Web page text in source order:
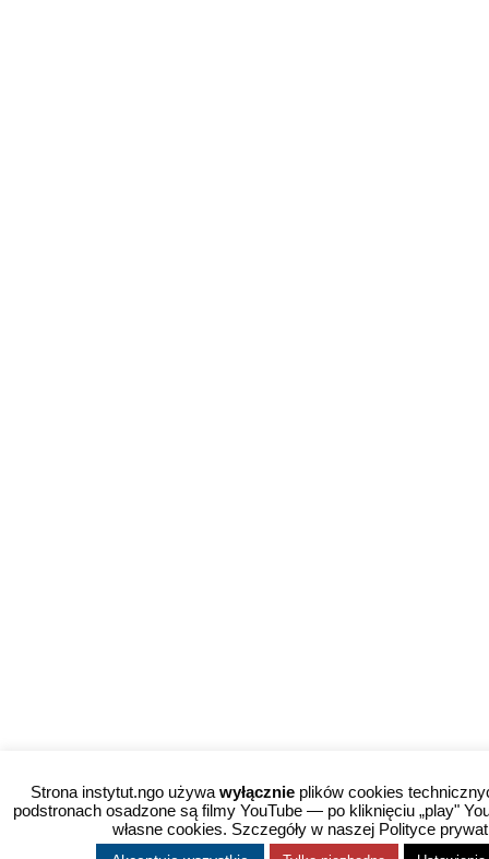
Strona instytut.ngo używawyłącznie plików cookies
podstronach osadzone są filmy YouTube — po kliknięciu „play"
własne cookies. Szczegóły w naszej Polityce